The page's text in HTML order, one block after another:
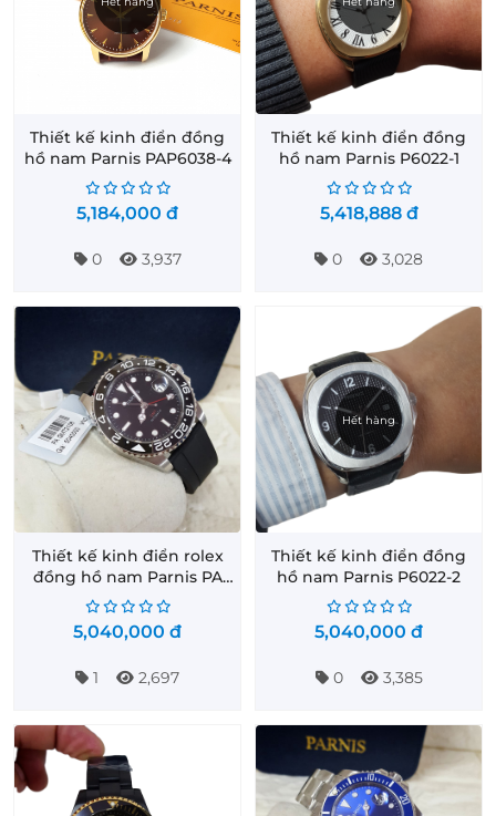
Thiết kế kinh điển đồng
hồ nam Parnis PAP6038-4
5,184,000 đ
0 3,937
Thiết kế kinh điển đồng
hồ nam Parnis P6022-1
5,418,888 đ
0 3,028
Thiết kế kinh điển rolex
đồng hồ nam Parnis PA
GMT2108
5,040,000 đ
1 2,697
Hết hàng
Thiết kế kinh điển đồng
hồ nam Parnis P6022-2
5,040,000 đ
0 3,385